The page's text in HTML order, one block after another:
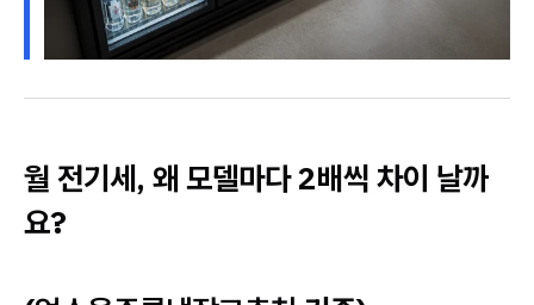
월 전기세, 왜 모델마다 2배씩 차이 날까
요?